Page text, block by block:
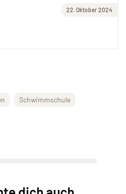
22. Oktober 2024
Schwimmschule